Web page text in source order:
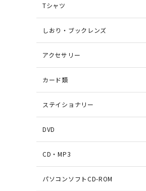
Tシャツ
しおり・ブックレンズ
アクセサリー
カード類
ステイショナリー
DVD
CD・MP3
パソコンソフトCD-ROM